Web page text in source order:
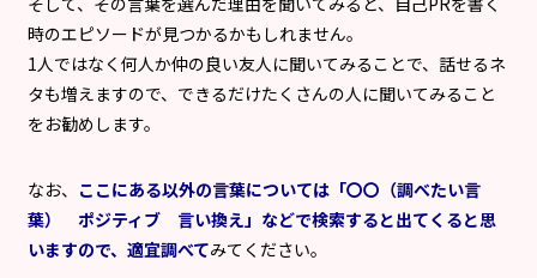
時のエピソードが見つかるかもしれません。
1人ではなく何人か仲の良い友人に聞いてみることで、話せるネ
タも増えますので、できるだけたくさんの人に聞いてみること
をお勧めします。
なお、 ここにある以外の言葉については「〇〇（調べたい言
葉） ポジティブ 言い換え」などで検索すると出てくると思
いますので、適宜調べてみてください。